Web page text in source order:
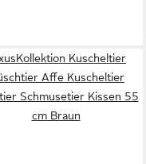
Kuscheltier
Affe Kuscheltier
Schmusetier Kissen 55
cm Braun